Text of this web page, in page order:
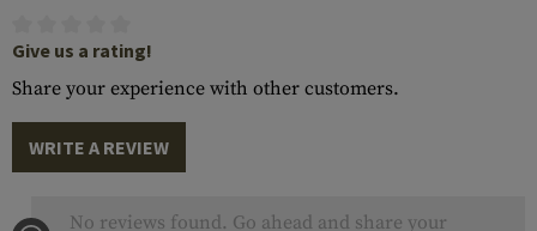
Give us a rating!
Share your experience with other customers.
WRITE A REVIEW
No reviews found. Go ahead and share your